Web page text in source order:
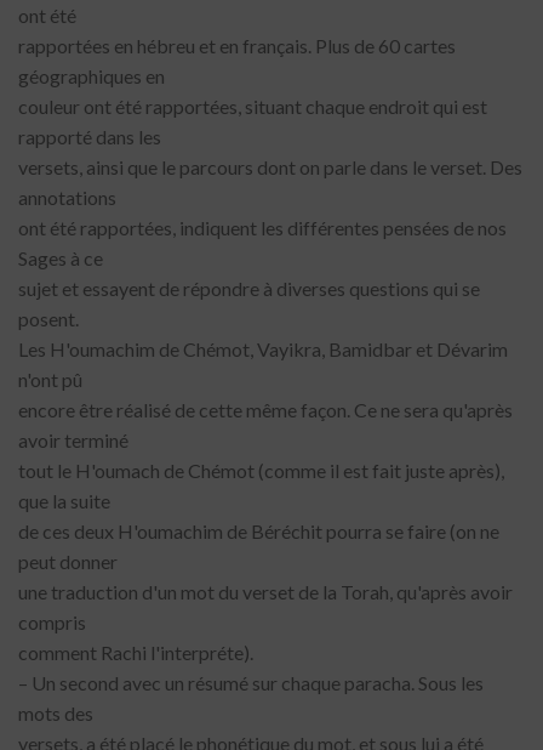
ont été
rapportées en hébreu et en français. Plus de 60 cartes
géographiques en
couleur ont été rapportées, situant chaque endroit qui est
rapporté dans les
versets, ainsi que le parcours dont on parle dans le verset. Des
annotations
ont été rapportées, indiquent les différentes pensées de nos
Sages à ce
sujet et essayent de répondre à diverses questions qui se
posent.
Les H'oumachim de Chémot, Vayikra, Bamidbar et Dévarim
n'ont pû
encore être réalisé de cette même façon. Ce ne sera qu'après
avoir terminé
tout le H'oumach de Chémot (comme il est fait juste après),
que la suite
de ces deux H'oumachim de Béréchit pourra se faire (on ne
peut donner
une traduction d'un mot du verset de la Torah, qu'après avoir
compris
comment Rachi l'interpréte).
– Un second avec un résumé sur chaque paracha. Sous les
mots des
versets, a été placé le phonétique du mot, et sous lui a été